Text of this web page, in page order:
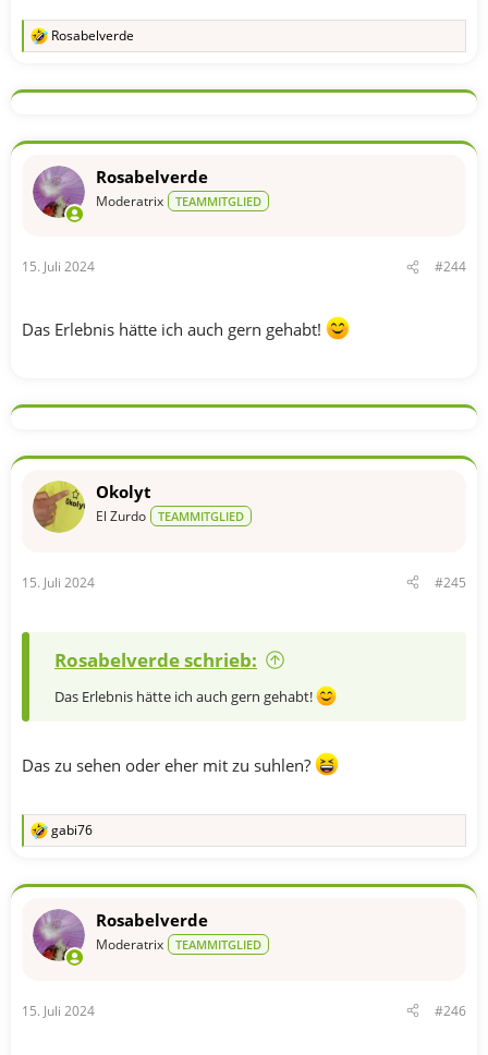
R
k
o
e
n
Rosabelverde
Rosabelverde
Moderatrix TEAMMITGLIED
15. Juli 2024 #244
Das Erlebnis hätte ich auch gern gehabt!
Okolyt
El Zurdo TEAMMITGLIED
15. Juli 2024 #245
Rosabelverde schrieb:
Das Erlebnis hätte ich auch gern gehabt!
Das zu sehen oder eher mit zu suhlen?
R
k
o
:
gabi76
Rosabelverde
Moderatrix TEAMMITGLIED
15. Juli 2024 #246